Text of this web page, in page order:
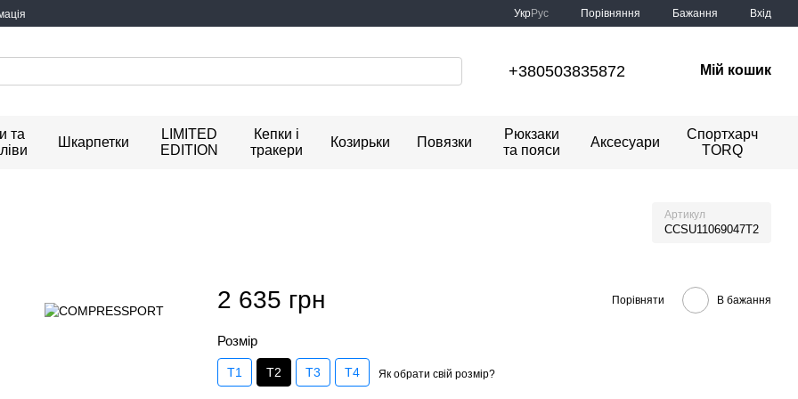
УкрРус Порівняння Бажання Вхід
+380503835872 Мій кошик
та
Шкарпетки
LIMITED
EDITION
Кепки і
тракери
Козирьки Повязки
Рюкзаки
та пояси
Аксесуари
Спортхарч
TORQ
Артикул
CCSU11069047T2
2 635 грн Порівняти В бажання
Розмір
T1 T2 T3 T4 Як обрати свій розмір?